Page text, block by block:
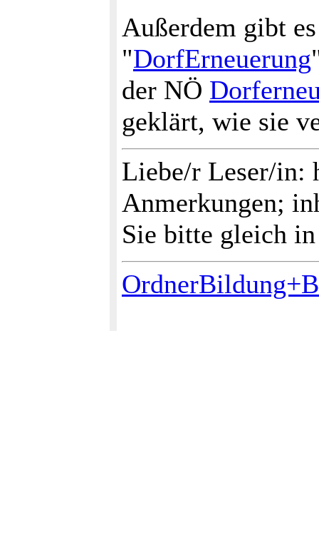
Außerdem gibt
"DorfErneuerung
der NÖ
geklärt, wie sie
Liebe/r Leser/in:
Anmerkungen;
Sie bitte gleich